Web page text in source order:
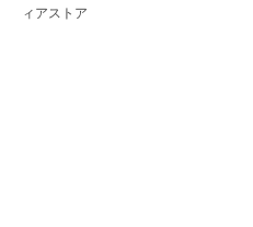
ィアストア